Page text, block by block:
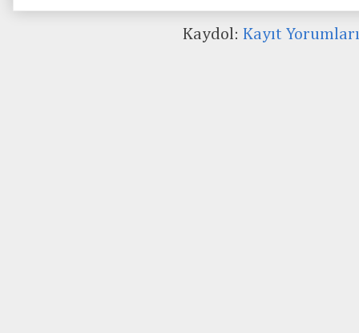
Kaydol: Kayıt